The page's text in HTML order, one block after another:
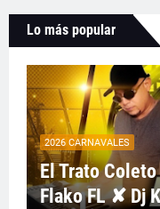
Lo más popular
2026 CARNAVALES
El Trato
Flako FL ✘ Dj